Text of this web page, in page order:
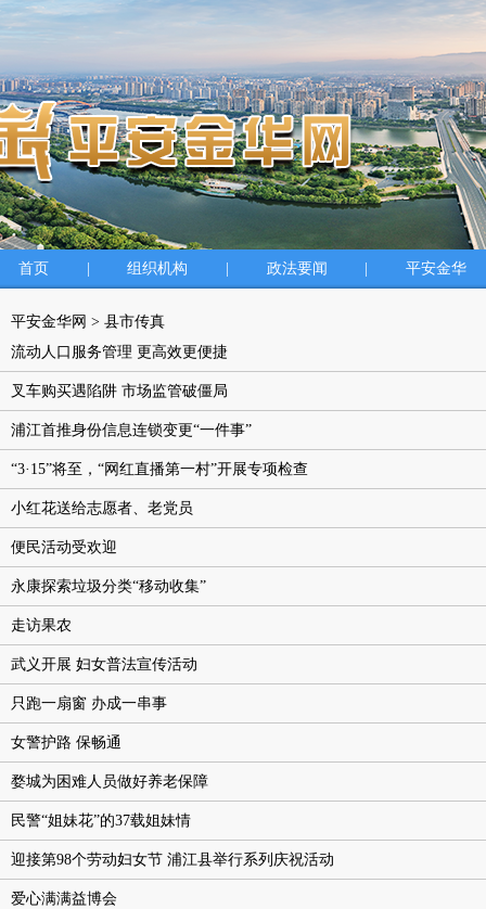
首页 组织机构 政法要闻 平安金华
平安金华网 > 县市传真
流动人口服务管理 更高效更便捷
叉车购买遇陷阱 市场监管破僵局
浦江首推身份信息连锁变更“一件事”
“3·15”将至，“网红直播第一村”开展专项检查
小红花送给志愿者、老党员
便民活动受欢迎
永康探索垃圾分类“移动收集”
走访果农
武义开展 妇女普法宣传活动
只跑一扇窗 办成一串事
女警护路 保畅通
婺城为困难人员做好养老保障
民警“姐妹花”的37载姐妹情
迎接第98个劳动妇女节 浦江县举行系列庆祝活动
爱心满满益博会